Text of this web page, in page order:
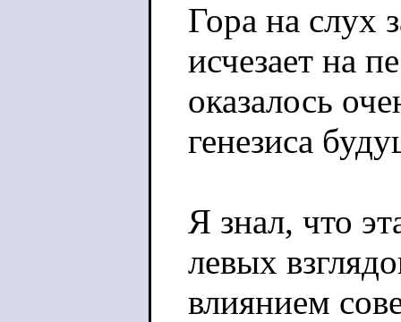
Гора на слух
исчезает на
оказалось
генезиса
Я знал, что
левых
влиянием